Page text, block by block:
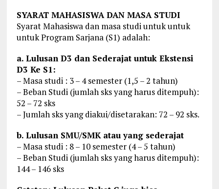
SYARAT MAHASISWA DAN MASA STUDI
Syarat Mahasiswa dan masa studi untuk untuk
untuk Program Sarjana (S1) adalah:
a. Lulusan D3 dan Sederajat untuk Ekstensi
D3 Ke S1:
– Masa studi : 3 – 4 semester (1,5 – 2 tahun)
– Beban Studi (jumlah sks yang harus ditempuh):
52 – 72 sks
– Jumlah sks yang diakui/disetarakan: 72 – 92 sks.
b. Lulusan SMU/SMK atau yang sederajat
– Masa studi : 8 – 10 semester (4 – 5 tahun)
– Beban Studi (jumlah sks yang harus ditempuh):
144 – 146 sks